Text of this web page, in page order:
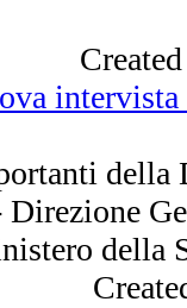
intervista
Direzione
della